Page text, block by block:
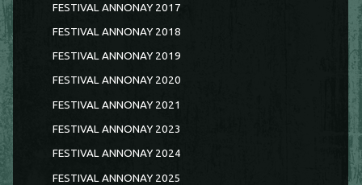
FESTIVAL ANNONAY 2017
FESTIVAL ANNONAY 2018
FESTIVAL ANNONAY 2019
FESTIVAL ANNONAY 2020
FESTIVAL ANNONAY 2021
FESTIVAL ANNONAY 2023
FESTIVAL ANNONAY 2024
FESTIVAL ANNONAY 2025